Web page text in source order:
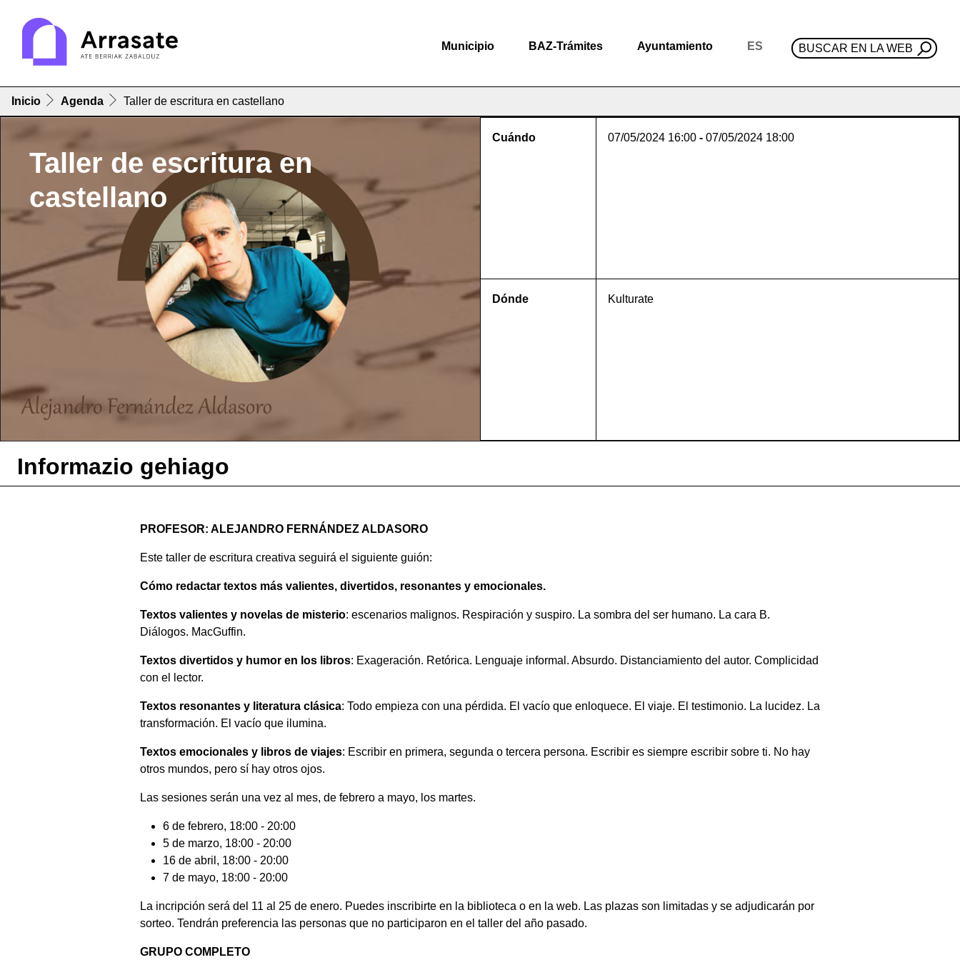
Municipio BAZ-Trámites Ayuntamiento ES BUSCAR EN LA WEB
Inicio Agenda Taller de escritura en castellano
Taller de escritura en
castellano
Cuándo 07/05/2024 16:00 - 07/05/2024 18:00
Dónde Kulturate
Informazio gehiago
PROFESOR: ALEJANDRO FERNÁNDEZ ALDASORO
Este taller de escritura creativa seguirá el siguiente guión:
Cómo redactar textos más valientes, divertidos, resonantes y emocionales.
Textos valientes y novelas de misterio: escenarios malignos. Respiración y suspiro. La sombra del ser humano. La cara B.
Diálogos. MacGuffin.
Textos divertidos y humor en los libros: Exageración. Retórica. Lenguaje informal. Absurdo. Distanciamiento del autor. Complicidad
con el lector.
Textos resonantes y literatura clásica: Todo empieza con una pérdida. El vacío que enloquece. El viaje. El testimonio. La lucidez. La
transformación. El vacío que ilumina.
Textos emocionales y libros de viajes: Escribir en primera, segunda o tercera persona. Escribir es siempre escribir sobre ti. No hay
otros mundos, pero sí hay otros ojos.
Las sesiones serán una vez al mes, de febrero a mayo, los martes.
6 de febrero, 18:00 - 20:00
5 de marzo, 18:00 - 20:00
16 de abril, 18:00 - 20:00
7 de mayo, 18:00 - 20:00
La incripción será del 11 al 25 de enero. Puedes inscribirte en la biblioteca o en la web. Las plazas son limitadas y se adjudicarán por
sorteo. Tendrán preferencia las personas que no participaron en el taller del año pasado.
GRUPO COMPLETO